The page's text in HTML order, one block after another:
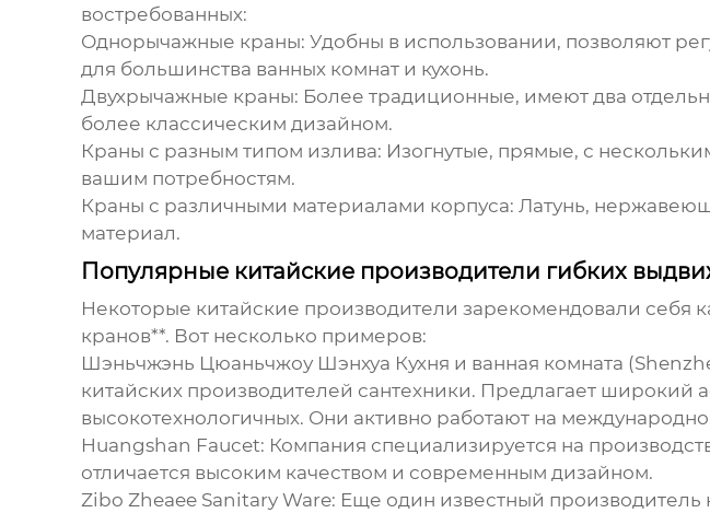
востребованных:
Однорычажные краны: Удобны в использовании, позволяют
для большинства ванных комнат и кухонь.
Двухрычажные краны: Более традиционные, имеют два
более классическим дизайном.
Краны с разным типом излива: Изогнутые, прямые, с
вашим потребностям.
Краны с различными материалами корпуса: Латунь,
материал.
Популярные китайские производители гибких
Некоторые китайские производители зарекомендовали себя
кранов**. Вот несколько примеров:
Шэньчжэнь Цюаньчжоу Шэнхуа Кухня и ванная комната
китайских производителей сантехники. Предлагает
высокотехнологичных. Они активно работают на
Huangshan Faucet: Компания специализируется на
отличается высоким качеством и современным дизайном.
Zibo Zheaee Sanitary Ware: Еще один известный